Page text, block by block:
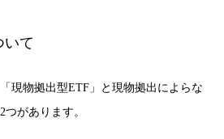
いて
現物拠出型ETF」と現物拠出によらな
があります。